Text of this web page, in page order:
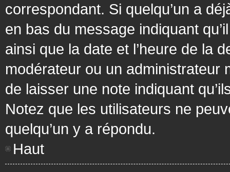
correspondant. Si quelqu’un a
en bas du message indiquant
ainsi que la date et l’heure de la
modérateur ou un administrateur
de laisser une note indiquant
Notez que les utilisateurs ne
quelqu’un y a répondu.
Haut